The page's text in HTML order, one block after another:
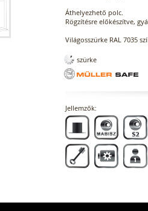
Áthelyezhető polc.
Rögzítésre előkészítve,
Világosszürke RAL 7035
szürke
Jellemzők: